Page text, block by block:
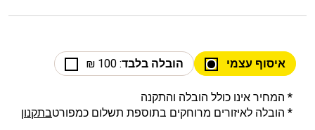
איסוף עצמי הובלה בלבד: 100 ₪
* המחיר אינו כולל הובלה והתקנה
* הובלה לאיזורים מרוחקים בתוספת תשלום כמפורטבתקנון